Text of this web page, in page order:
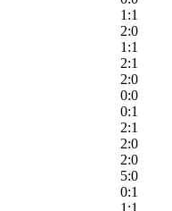
1:1
2:0
1:1
2:1
2:0
0:0
0:1
2:1
2:0
2:0
5:0
0:1